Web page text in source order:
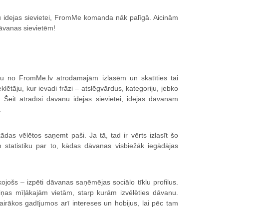
sievietei, FromMe komanda nāk palīgā. Aicinām
sievietēm!
no FromMe.lv atrodamajām izlasēm un skatīties tai
kur ievadi frāzi – atslēgvārdus, kategoriju, jebko
atradīsi dāvanu idejas sievietei, idejas dāvanām
vēlētos saņemt paši. Ja tā, tad ir vērts izlasīt šo
statistiku par to, kādas dāvanas visbiežāk iegādājas
– izpēti dāvanas saņēmējas sociālo tīklu profilus.
mīļākajām vietām, starp kurām izvēlēties dāvanu.
gadījumos arī intereses un hobijus, lai pēc tam